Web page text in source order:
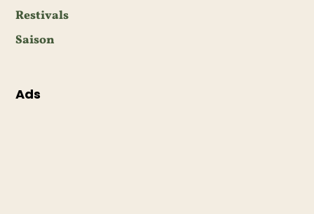
Restivals
Saison
Ads